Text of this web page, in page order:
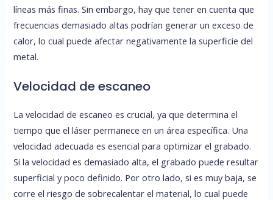
líneas más finas. Sin embargo, hay que tener en cuenta que
frecuencias demasiado altas podrían generar un exceso de
calor, lo cual puede afectar negativamente la superficie del
metal.
Velocidad de escaneo
La velocidad de escaneo es crucial, ya que determina el
tiempo que el láser permanece en un área específica. Una
velocidad adecuada es esencial para optimizar el grabado.
Si la velocidad es demasiado alta, el grabado puede resultar
superficial y poco definido. Por otro lado, si es muy baja, se
corre el riesgo de sobrecalentar el material, lo cual puede